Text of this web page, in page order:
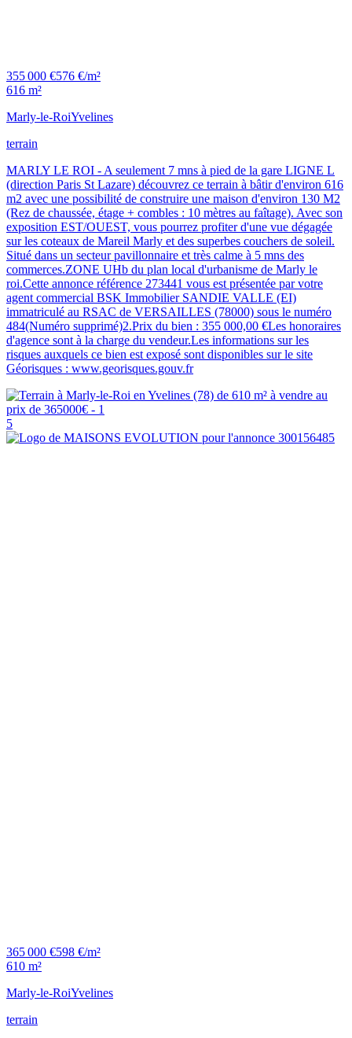
355 000 €576 €/m²
616 m²
Marly-le-RoiYvelines
terrain
MARLY LE ROI - A seulement 7 mns à pied de la gare LIGNE L
(direction Paris St Lazare) découvrez ce terrain à bâtir d'environ 616
m2 avec une possibilité de construire une maison d'environ 130 M2
(Rez de chaussée, étage + combles : 10 mètres au faîtage). Avec son
exposition EST/OUEST, vous pourrez profiter d'une vue dégagée
sur les coteaux de Mareil Marly et des superbes couchers de soleil.
Situé dans un secteur pavillonnaire et très calme à 5 mns des
commerces.ZONE UHb du plan local d'urbanisme de Marly le
roi.Cette annonce référence 273441 vous est présentée par votre
agent commercial BSK Immobilier SANDIE VALLE (EI)
immatriculé au RSAC de VERSAILLES (78000) sous le numéro
484(Numéro supprimé)2.Prix du bien : 355 000,00 €Les honoraires
d'agence sont à la charge du vendeur.Les informations sur les
risques auxquels ce bien est exposé sont disponibles sur le site
Géorisques : www.georisques.gouv.fr
5
365 000 €598 €/m²
610 m²
Marly-le-RoiYvelines
terrain